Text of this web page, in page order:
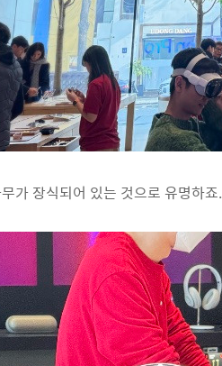
가 장식되어 있는 것으로 유명하죠.